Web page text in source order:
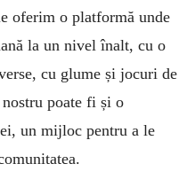
oferim o platformă unde
la un nivel înalt, cu o
cu glume și jocuri de
poate fi și o
un mijloc pentru a le